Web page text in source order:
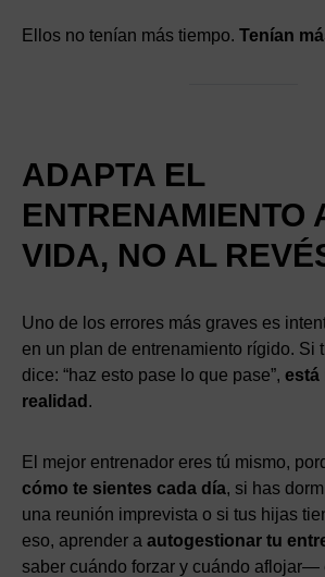
Ellos no tenían más tiempo. Tenían
ADAPTA EL
ENTRENAMIENTO
VIDA, NO AL
Uno de los errores más graves es
en un plan de entrenamiento rígido. Si
dice: “haz esto pase lo que pase”, está
realidad .
El mejor entrenador eres tú mismo,
cómo te sientes cada día, si has
una reunión imprevista o si tus hijas
eso, aprender a autogestionar tu
saber cuándo forzar y cuándo aflojar—